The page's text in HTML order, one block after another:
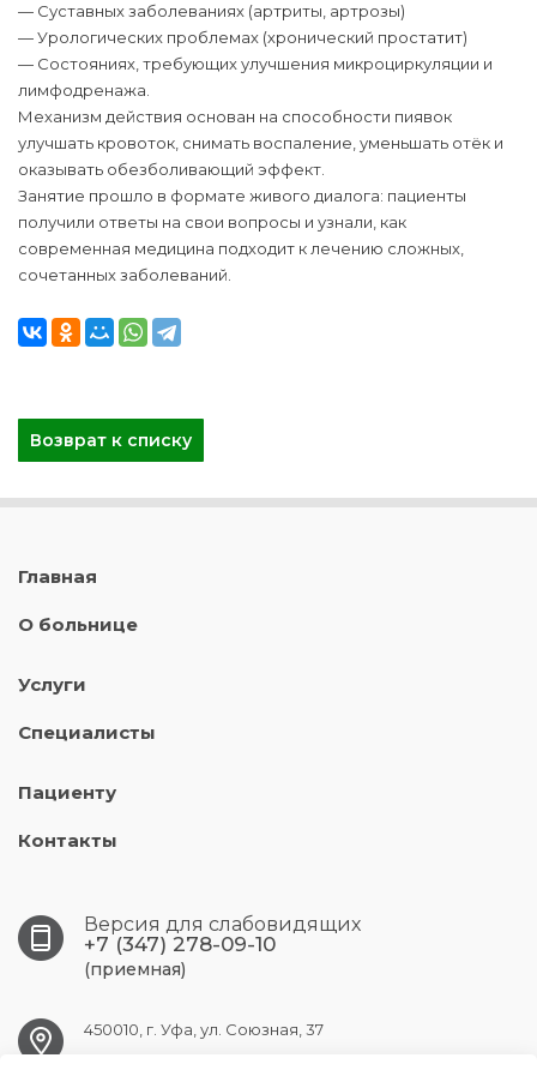
— Суставных заболеваниях (артриты, артрозы)
— Урологических проблемах (хронический простатит)
— Состояниях, требующих улучшения микроциркуляции и
лимфодренажа.
Механизм действия основан на способности пиявок
улучшать кровоток, снимать воспаление, уменьшать отёк и
оказывать обезболивающий эффект.
Занятие прошло в формате живого диалога: пациенты
получили ответы на свои вопросы и узнали, как
современная медицина подходит к лечению сложных,
сочетанных заболеваний.
Возврат к списку
Главная
О больнице
Услуги
Специалисты
Пациенту
Контакты
Версия для слабовидящих
+7 (347) 278-09-10
(приемная)
450010, г. Уфа, ул. Союзная, 37